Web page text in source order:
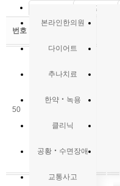
본라인한의원
다이어트
추나치료
한약‧녹용
클리닉
공황‧수면장애
교통사고
추나치료
번호
50